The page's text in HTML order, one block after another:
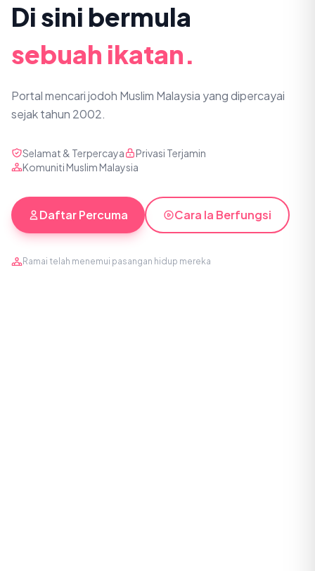
Di sini bermula
sebuah ikatan.
Portal mencari jodoh Muslim Malaysia yang dipercayai
sejak tahun 2002.
Selamat & Terpercaya
Privasi Terjamin
Komuniti Muslim Malaysia
Daftar Percuma Cara Ia Berfungsi
Ramai telah menemui pasangan hidup mereka